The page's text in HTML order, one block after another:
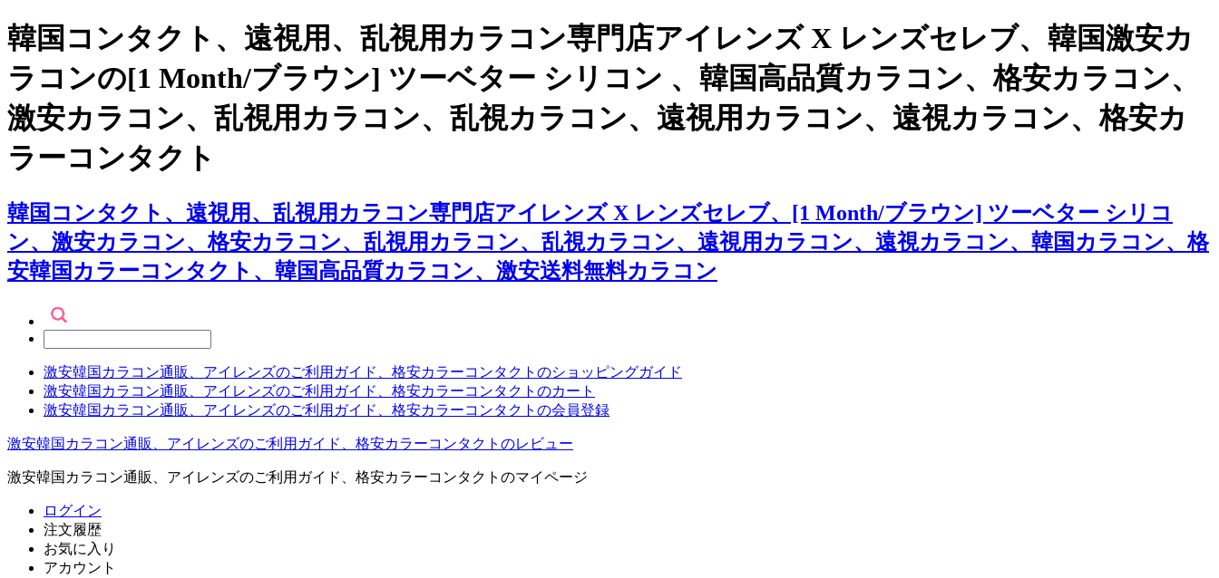
韓国コンタクト、遠視用、乱視用カラコン専門店アイレンズ X レンズセレブ、韓国激安カ
ラコンの[1 Month/ブラウン] ツーベター シリコン 、韓国高品質カラコン、格安カラコン、
激安カラコン、乱視用カラコン、乱視カラコン、遠視用カラコン、遠視カラコン、格安カ
ラーコンタクト
韓国コンタクト、遠視用、乱視用カラコン専門店アイレンズ X レンズセレブ、[1 Month/ブラウン] ツーベター シリコ
ン、激安カラコン、格安カラコン、乱視用カラコン、乱視カラコン、遠視用カラコン、遠視カラコン、韓国カラコン、格
安韓国カラーコンタクト、韓国高品質カラコン、激安送料無料カラコン
激安韓国カラコン通販、アイレンズのご利用ガイド、格安カラーコンタクトのショッピングガイド
激安韓国カラコン通販、アイレンズのご利用ガイド、格安カラーコンタクトのカート
激安韓国カラコン通販、アイレンズのご利用ガイド、格安カラーコンタクトの会員登録
激安韓国カラコン通販、アイレンズのご利用ガイド、格安カラーコンタクトのレビュー
激安韓国カラコン通販、アイレンズのご利用ガイド、格安カラーコンタクトのマイページ
ログイン
注文履歴
お気に入り
アカウント